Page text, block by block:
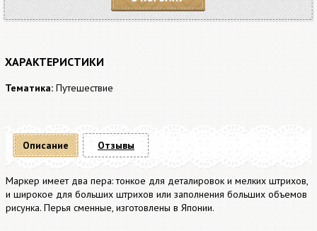
В корзину
ХАРАКТЕРИСТИКИ
Тематика: Путешествие
Описание
Маркер имеет два пера: тонкое для деталировок и мелких штрихов,
и широкое для больших штрихов или заполнения больших объемов
рисунка. Перья сменные, изготовлены в Японии.
Отзывы